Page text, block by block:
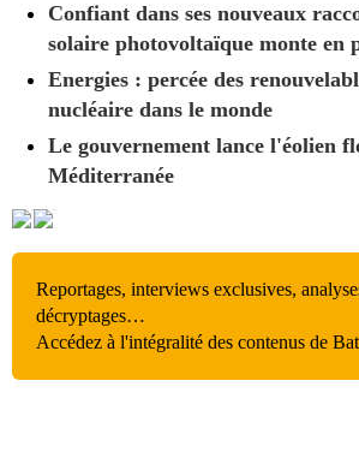
Confiant dans ses nouveaux
solaire photovoltaïque monte en
Energies : percée des
nucléaire dans le monde
Le gouvernement lance l'éolien
Méditerranée
Reportages, interviews exclusives,
décryptages…
Accédez à l'intégralité des contenus de